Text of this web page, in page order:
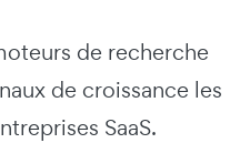
de recherche
de croissance les
SaaS.